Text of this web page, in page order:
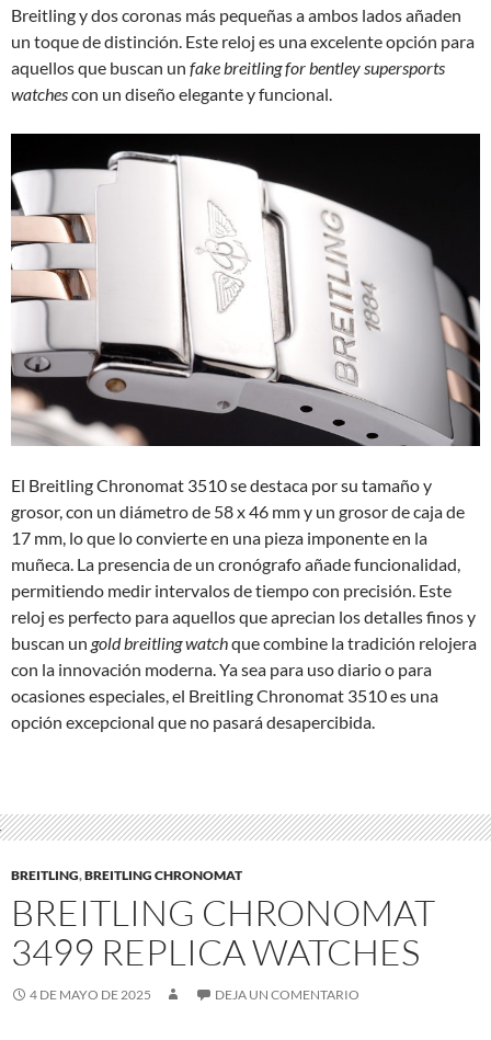
Breitling y dos coronas más pequeñas a ambos lados añaden
un toque de distinción. Este reloj es una excelente opción para
aquellos que buscan un fake breitling for bentley supersports
watchescon un diseño elegante y funcional.
El Breitling Chronomat 3510 se destaca por su tamaño y
grosor, con un diámetro de 58 x 46 mm y un grosor de caja de
17 mm, lo que lo convierte en una pieza imponente en la
muñeca. La presencia de un cronógrafo añade funcionalidad,
permitiendo medir intervalos de tiempo con precisión. Este
reloj es perfecto para aquellos que aprecian los detalles finos y
buscan un gold breitling watchque combine la tradición relojera
con la innovación moderna. Ya sea para uso diario o para
ocasiones especiales, el Breitling Chronomat 3510 es una
opción excepcional que no pasará desapercibida.
BREITLING,BREITLING CHRONOMAT
BREITLING CHRONOMAT
3499 REPLICA WATCHES
4 DE MAYO DE 2025 DEJA UN COMENTARIO